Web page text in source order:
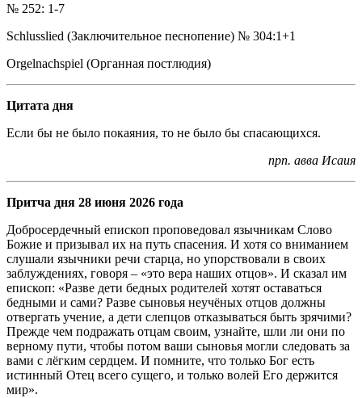
№ 252: 1-7
Schlusslied (Заключительное песнопение) № 304:1+1
Orgelnachspiel (Органная постлюдия)
Цитата дня
Если бы не было покаяния, то не было бы спасающихся.
прп. авва Исаия
Притча дня 28 июня 2026 года
Добросердечный епископ проповедовал язычникам Слово
Божие и призывал их на путь спасения. И хотя со вниманием
слушали язычники речи старца, но упорствовали в своих
заблуждениях, говоря – «это вера наших отцов». И сказал им
епископ: «Разве дети бедных родителей хотят оставаться
бедными и сами? Разве сыновья неучёных отцов должны
отвергать учение, а дети слепцов отказываться быть зрячими?
Прежде чем подражать отцам своим, узнайте, шли ли они по
верному пути, чтобы потом ваши сыновья могли следовать за
вами с лёгким сердцем. И помните, что только Бог есть
истинный Отец всего сущего, и только волей Его держится
мир».